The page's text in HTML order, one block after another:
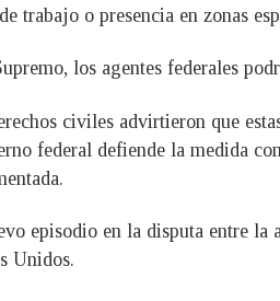
trabajo o presencia en zonas
los agentes federales
civiles advirtieron que
federal defiende la medida
episodio en la disputa entre
Unidos.